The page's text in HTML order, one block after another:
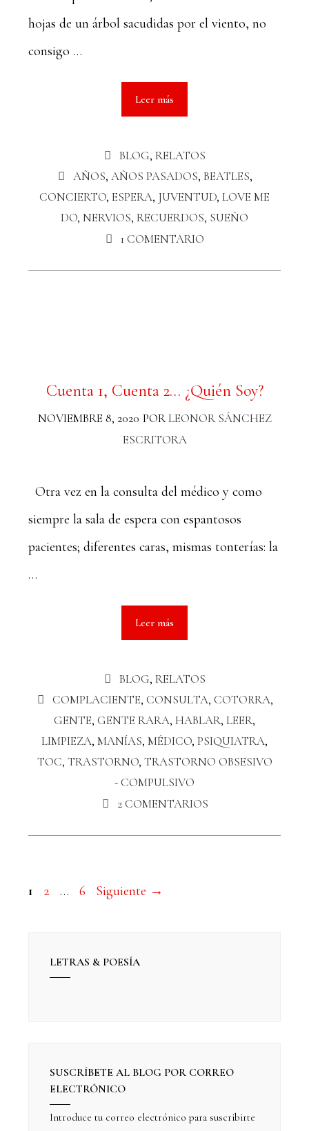
hojas de un árbol sacudidas por el viento, no
consigo …
Leer más
BLOG,RELATOS
AÑOS, AÑOS PASADOS, BEATLES,
CONCIERTO, ESPERA, JUVENTUD, LOVE ME
DO, NERVIOS, RECUERDOS, SUEÑO
1 COMENTARIO
Cuenta 1, Cuenta 2… ¿Quién Soy?
NOVIEMBRE 8, 2020 PORLEONOR SÁNCHEZ
ESCRITORA
Otra vez en la consulta del médico y como
siempre la sala de espera con espantosos
pacientes; diferentes caras, mismas tonterías: la
…
Leer más
BLOG,RELATOS
COMPLACIENTE, CONSULTA, COTORRA,
GENTE, GENTE RARA, HABLAR, LEER,
LIMPIEZA, MANÍAS, MÉDICO, PSIQUIATRA,
TOC, TRASTORNO, TRASTORNO OBSESIVO
- COMPULSIVO
2 COMENTARIOS
1 2 … 6 Siguiente →
LETRAS & POESÍA
SUSCRÍBETE AL BLOG POR CORREO
ELECTRÓNICO
Introduce tu correo electrónico para suscribirte